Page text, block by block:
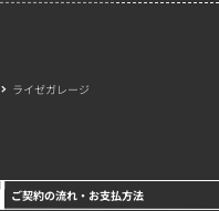
ライゼガレージ
ご契約の流れ・お支払方法